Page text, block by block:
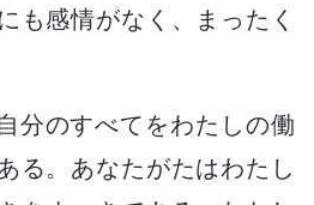
も感情がなく、まったく
分のすべてをわたしの働
る。あなたがたはわたし